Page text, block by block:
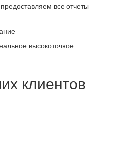
все отчеты
высокоточное
клиентов